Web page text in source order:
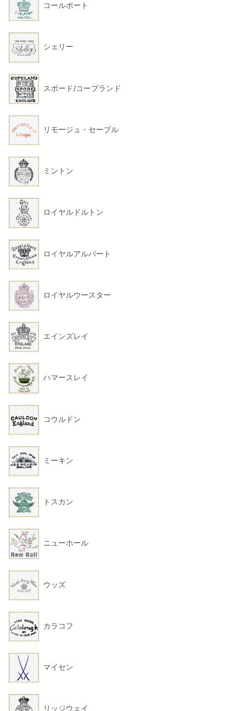
コールポート
シェリー
スポード/コープランド
リモージュ・セーブル
ミントン
ロイヤルドルトン
ロイヤルアルバート
ロイヤルウースター
エインズレイ
ハマースレイ
コウルドン
ミーキン
トスカン
ニューホール
ウッズ
カラコフ
マイセン
リッジウェイ